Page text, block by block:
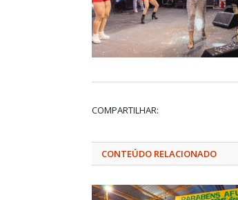
COMPARTILHAR:
CONTEÚDO RELACIONADO